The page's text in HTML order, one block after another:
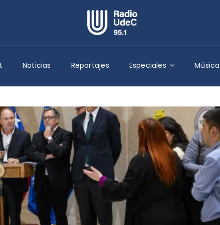
Escuchar Radio UdeC en vivo
Quiénes Somos
Programación
Podcast
Noticias
Reportajes
Columnas
Música Clásica
Especiales
Noticias Reportajes Especiales